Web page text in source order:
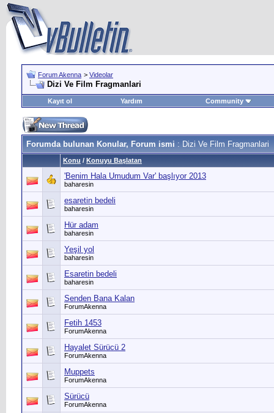
Forum Akenna > Videolar
Dizi Ve Film Fragmanlari
Kayıt ol Yardım Community
Forumda bulunan Konular, Forum ismi : Dizi Ve Film Fragmanlari
Konu / Konuyu Başlatan
'Benim Hala Umudum Var' başlıyor 2013
baharesin
esaretin bedeli
baharesin
Hür adam
baharesin
Yeşil yol
baharesin
Esaretin bedeli
baharesin
Senden Bana Kalan
ForumAkenna
Fetih 1453
ForumAkenna
Hayalet Sürücü 2
ForumAkenna
Muppets
ForumAkenna
Sürücü
ForumAkenna